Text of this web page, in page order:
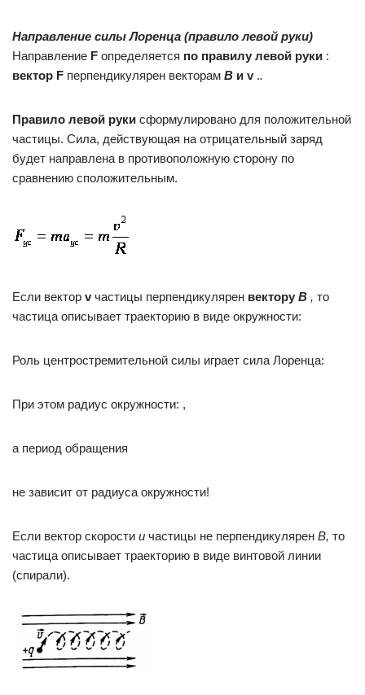
Направление силы Лоренца (правило левой руки)
Направление F определяется по правилу левой руки :
вектор F перпендикулярен векторам В и v ..
Правило левой руки сформулировано для положительной
частицы. Сила, действующая на отрицательный заряд
будет направлена в противоположную сторону по
сравнению сположительным.
Если вектор v частицы перпендикулярен вектору В , то
частица описывает траекторию в виде окружности:
Роль центростремительной силы играет сила Лоренца:
При этом радиус окружности: ,
а период обращения
не зависит от радиуса окружности!
Если вектор скорости и частицы не перпендикулярен В, то
частица описывает траекторию в виде винтовой линии
(спирали).